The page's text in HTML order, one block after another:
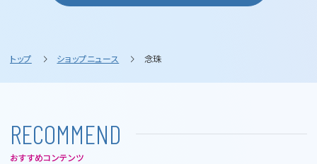
トップ ショップニュース 念珠
RECOMMEND
おすすめコンテンツ